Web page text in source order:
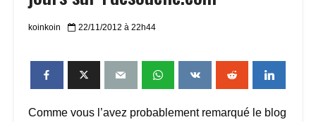
koinkoin 22/11/2012 à 22h44
Comme vous l’avez probablement remarqué le blog